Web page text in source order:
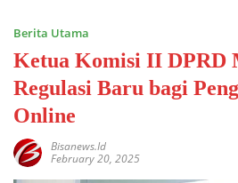
Berita Utama
Ketua Komisi II DPRD
Regulasi Baru bagi
Online
Bisanews.id
February 20, 2025